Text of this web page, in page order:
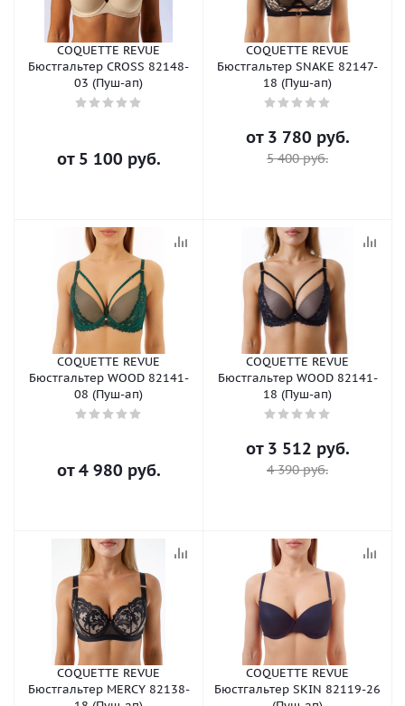
COQUETTE REVUE
Бюстгальтер CROSS 82148-
03 (Пуш-ап)
от 5 100 руб.
COQUETTE REVUE
Бюстгальтер SNAKE 82147-
18 (Пуш-ап)
от 3 780 руб.
5 400 руб.
COQUETTE REVUE
Бюстгальтер WOOD 82141-
08 (Пуш-ап)
от4 980 руб.
COQUETTE REVUE
Бюстгальтер WOOD 82141-
18 (Пуш-ап)
от 3 512 руб.
4 390 руб.
COQUETTE REVUE
Бюстгальтер MERCY 82138-
COQUETTE REVUE
Бюстгальтер SKIN 82119-26